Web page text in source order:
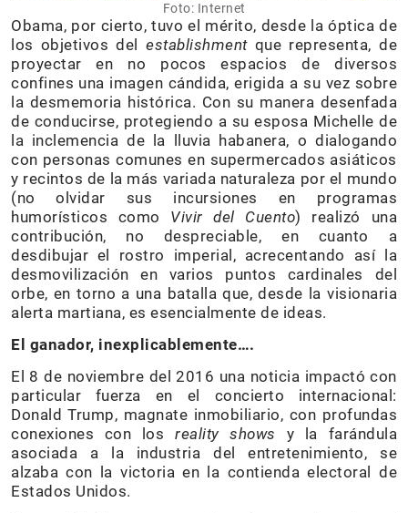
Foto: Internet
Obama, por cierto, tuvo el mérito, desde la óptica de
los objetivos del
establishmentque representa, de
proyectar en no pocos espacios de diversos
confines una imagen cándida, erigida a su vez sobre
la desmemoria histórica. Con su manera desenfada
de conducirse, protegiendo a su esposa Michelle de
la inclemencia de la lluvia habanera, o dialogando
con personas comunes en supermercados asiáticos
y recintos de la más variada naturaleza por el mundo
(no olvidar sus incursiones en programas
humorísticos como Vivir del Cuento) realizó una
contribución, no despreciable, en cuanto a
desdibujar el rostro imperial, acrecentando así la
desmovilización en varios puntos cardinales del
orbe, en torno a una batalla que, desde la visionaria
alerta martiana, es esencialmente de ideas.
El ganador, inexplicablemente….
El 8 de noviembre del 2016 una noticia impactó con
particular fuerza en el concierto internacional:
Donald Trump, magnate inmobiliario, con profundas
conexiones con losreality shows y la farándula
asociada a la industria del entretenimiento, se
alzaba con la victoria en la contienda electoral de
Estados Unidos.